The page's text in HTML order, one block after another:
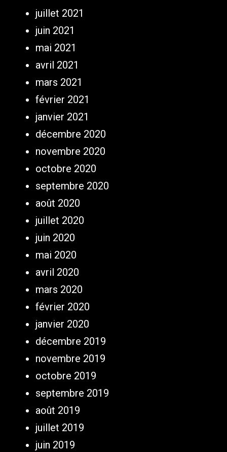
juillet 2021
juin 2021
mai 2021
avril 2021
mars 2021
février 2021
janvier 2021
décembre 2020
novembre 2020
octobre 2020
septembre 2020
août 2020
juillet 2020
juin 2020
mai 2020
avril 2020
mars 2020
février 2020
janvier 2020
décembre 2019
novembre 2019
octobre 2019
septembre 2019
août 2019
juillet 2019
juin 2019